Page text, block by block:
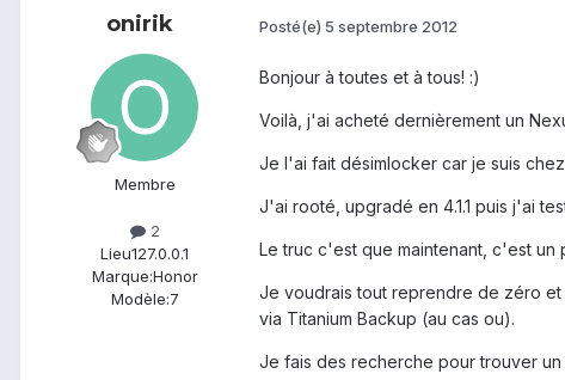
onirik
Membre
2
Lieu127.0.0.1
Marque:Honor
Modèle:7
Posté(e) 5 septembre 2012
Bonjour à toutes et à tous! :)
Voilà, j'ai acheté dernièrement un
Je l'ai fait désimlocker car je suis
J'ai rooté, upgradé en 4.1.1 puis j'ai
Le truc c'est que maintenant, c'est un
Je voudrais tout reprendre de zéro
via Titanium Backup (au cas ou).
Je fais des recherche pour trouver